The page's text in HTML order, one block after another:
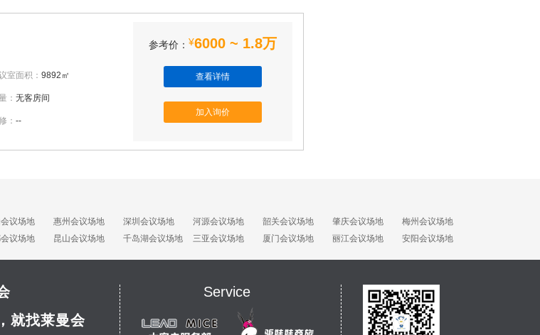
室面积： 9892㎡
： 无客房间
： --
参考价： ¥6000 ~ 1.8万
查看详情
加入询价
议场地 惠州会议场地 深圳会议场地 河源会议场地 韶关会议场地 肇庆会议场地
梅州会议场地
议场地 昆山会议场地 千岛湖会议场地 三亚会议场地 厦门会议场地 丽江会议场地 安阳会议场地
就找莱曼会
Service